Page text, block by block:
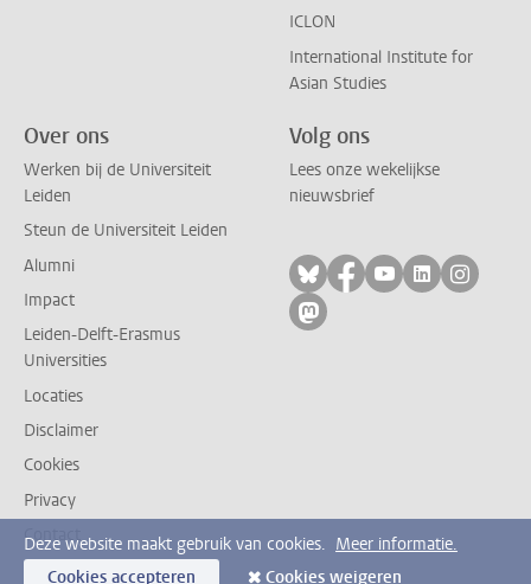
ICLON
International Institute for
Asian Studies
Over ons
Werken bij de Universiteit
Leiden
Steun de Universiteit Leiden
Alumni
Impact
Leiden-Delft-Erasmus
Universities
Locaties
Disclaimer
Cookies
Privacy
Contact
Volg ons
Lees onze wekelijkse
nieuwsbrief
Volg ons op bluesky
Volg ons op
Volg ons op
Volg ons
Volg
Volg ons op mastodon
Deze website maakt gebruik van cookies. Meer informatie.
Cookies accepteren
Cookies weigeren